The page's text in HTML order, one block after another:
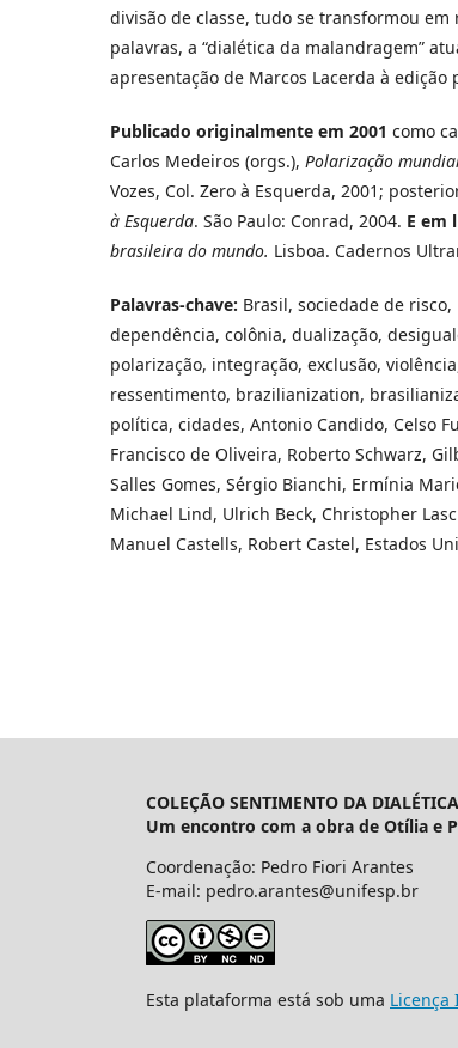
divisão de classe, tudo se transformou
palavras, a “dialética da malandragem”
apresentação de Marcos Lacerda à edição
Publicado originalmente em 2001 como
Carlos Medeiros (orgs.), Polarização
Vozes, Col. Zero à Esquerda, 2001;
à Esquerda. São Paulo: Conrad, 2004. E em
brasileira do mundo. Lisboa. Cadernos
Palavras-chave: Brasil, sociedade de
dependência, colônia, dualização,
polarização, integração, exclusão,
ressentimento, brazilianization,
política, cidades, Antonio Candido, Celso
Francisco de Oliveira, Roberto Schwarz,
Salles Gomes, Sérgio Bianchi, Ermínia
Michael Lind, Ulrich Beck, Christopher
Manuel Castells, Robert Castel, Estados
COLEÇÃO SENTIMENTO DA DIALÉTICA
Um encontro com a obra de Otília e
Coordenação: Pedro Fiori Arantes
E-mail: pedro.arantes@unifesp.br
Esta plataforma está sob uma